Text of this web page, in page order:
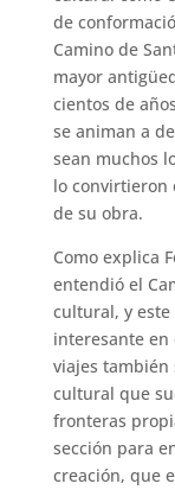
de
Camino de
mayor
cientos de
se animan a
sean muchos
lo convirtieron
de su obra.
Como explica
entendió el
cultural, y este
interesante en
viajes también
cultural que
fronteras
sección para
creación, que